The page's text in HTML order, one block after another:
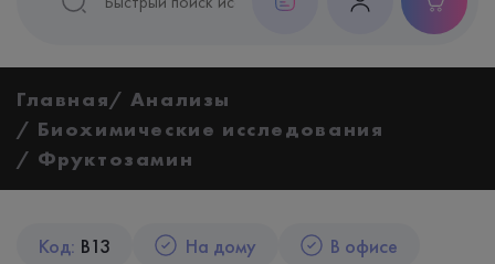
Главная
Анализы
Биохимические исследования
Фруктозамин
Код: B13 На дому В офисе